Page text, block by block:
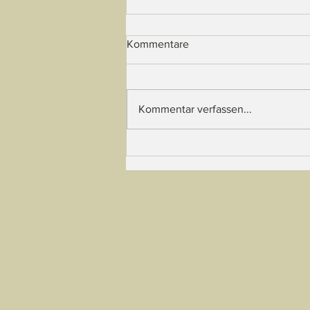
Kommentare
Kommentar verfassen...